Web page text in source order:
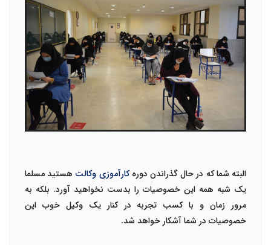
البته شما که در حال گذراندن دورهکارآموزی وکالت هستید مسلما
یک شبه همه این خصوصیات را بدست نخواهید آورد. بلکه به
مرور زمان و با کسب تجربه در کنار یک وکیل خوب این
خصوصیات در شما آشکار خواهد شد.